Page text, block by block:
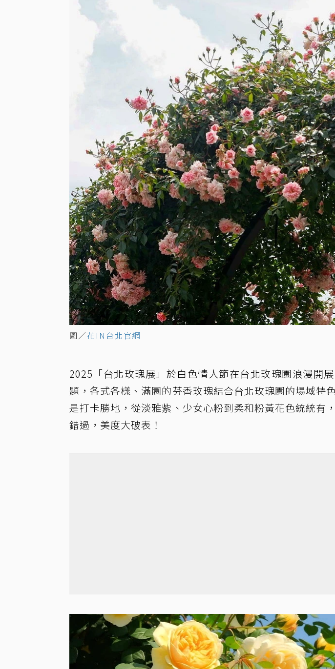
圖／花IN台北官網
2025「台北玫瑰展」於白色情人節在台北玫瑰園浪漫開
題，各式各樣、滿園的芬香玫瑰結合台北玫瑰園的場域特
是打卡勝地，從淡雅紫、少女心粉到柔和粉黃花色統統有
錯過，美度大破表！